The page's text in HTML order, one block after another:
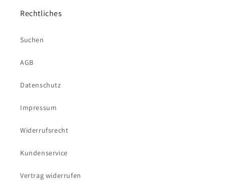
Rechtliches
Suchen
AGB
Datenschutz
Impressum
Widerrufsrecht
Kundenservice
Vertrag widerrufen